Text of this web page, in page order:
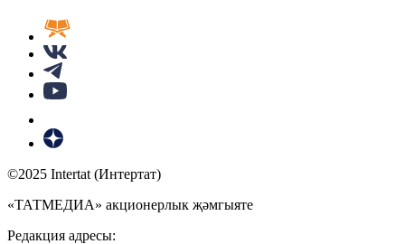
©2025 Intertat (Интертат)
«ТАТМЕДИА» акционерлык җәмгыяте
Редакция адресы: